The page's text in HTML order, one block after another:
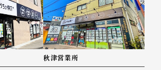
秋津営業所